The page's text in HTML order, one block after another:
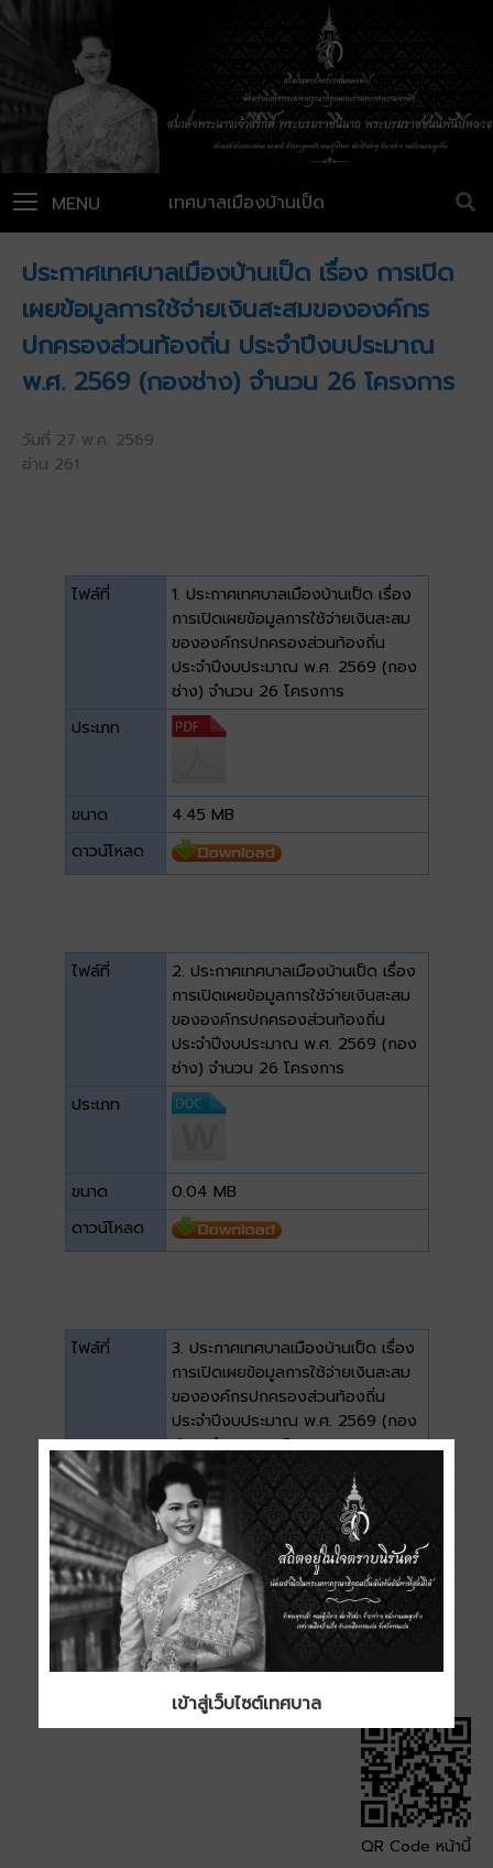
เทศบาลเมืองบ้านเป็ด
MENU
ประกาศเทศบาลเมืองบ้านเป็ด เรื่อง การเปิด
เผยข้อมูลการใช้จ่ายเงินสะสมขององค์กร
ปกครองส่วนท้องถิ่น ประจำปีงบประมาณ
พ.ศ. 2569 (กองช่าง) จำนวน 26 โครงการ
วันที่ 27 พ.ค. 2569
อ่าน 261
ไฟล์ที่
1. ประกาศเทศบาลเมืองบ้านเป็ด เรื่อง
การเปิดเผยข้อมูลการใช้จ่ายเงินสะสม
ขององค์กรปกครองส่วนท้องถิ่น
ประจำปีงบประมาณ พ.ศ. 2569 (กอง
ช่าง) จำนวน 26 โครงการ
ประเภท
ขนาด
4.45 MB
ดาวน์โหลด
ไฟล์ที่
2. ประกาศเทศบาลเมืองบ้านเป็ด เรื่อง
การเปิดเผยข้อมูลการใช้จ่ายเงินสะสม
ขององค์กรปกครองส่วนท้องถิ่น
ประจำปีงบประมาณ พ.ศ. 2569 (กอง
ช่าง) จำนวน 26 โครงการ
ประเภท
ขนาด
0.04 MB
ดาวน์โหลด
ไฟล์ที่
3. ประกาศเทศบาลเมืองบ้านเป็ด เรื่อง
การเปิดเผยข้อมูลการใช้จ่ายเงินสะสม
ขององค์กรปกครองส่วนท้องถิ่น
ประจำปีงบประมาณ พ.ศ. 2569 (กอง
ช่าง) จำนวน 26 โครงการ
ประเภท
ขนาด
0.04 MB
ดาวน์โหลด
QR Code หน้านี้
เข้าสู่เว็บไซต์เทศบาล